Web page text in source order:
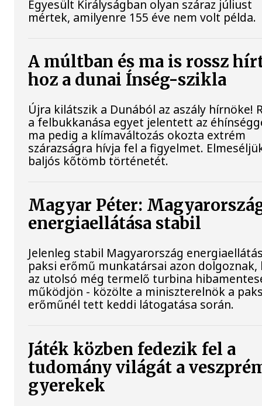
Egyesült Királyságban olyan száraz júliust
mértek, amilyenre 155 éve nem volt példa.
A múltban és ma is rossz
hoz a dunai Ínség-szikla
Újra kilátszik a Dunából az aszály hírnöke!
a felbukkanása egyet jelentett az
ma pedig a klímaváltozás okozta extrém
szárazságra hívja fel a figyelmet.
baljós kőtömb történetét.
Magyar Péter:
energiaellátása stabil
Jelenleg stabil Magyarország
paksi erőmű munkatársai azon dolgoznak,
az utolsó még termelő turbina
működjön - közölte a miniszterelnök a
erőműnél tett keddi látogatása során.
Játék közben fedezik fel a
tudomány világát a
gyerekek